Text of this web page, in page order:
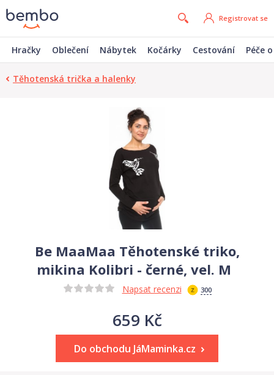
Registrovat se
Hračky Oblečení Nábytek Kočárky Cestování Péče
Těhotenská trička a halenky
Be MaaMaa Těhotenské triko,
mikina Kolibri - černé, vel. M
Napsat recenzi 300
659 Kč
Do obchodu JáMaminka.cz